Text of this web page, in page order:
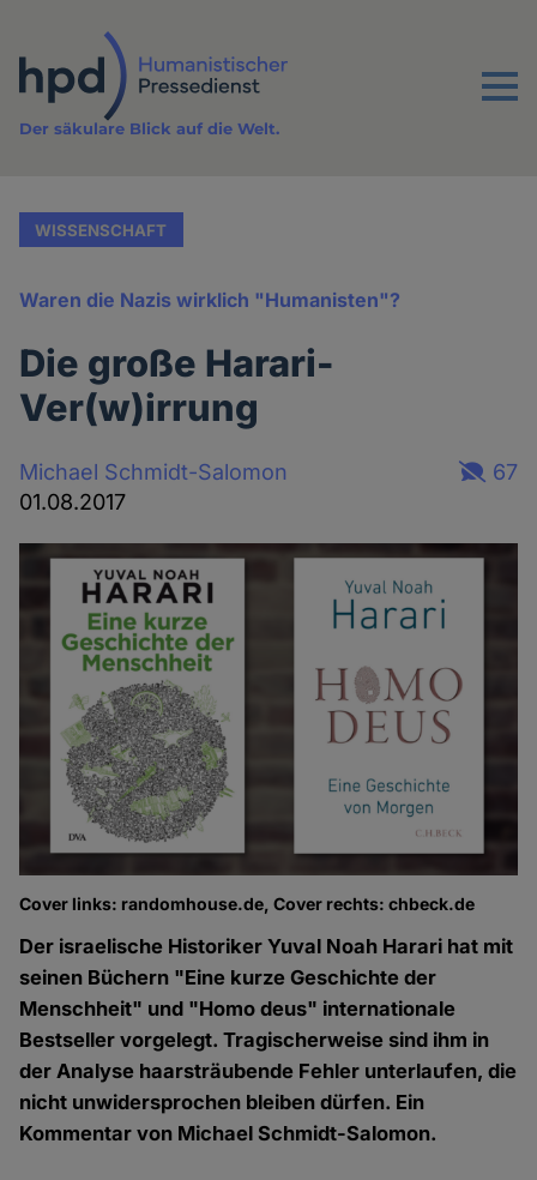
Inhalt
Menu
Der säkulare Blick auf die Welt.
WISSENSCHAFT
Waren die Nazis wirklich "Humanisten"?
Die große Harari-
Ver(w)irrung
Michael Schmidt-Salomon
01.08.2017
67
Cover links: randomhouse.de, Cover rechts: chbeck.de
Der israelische Historiker Yuval Noah Harari hat mit
seinen Büchern "Eine kurze Geschichte der
Menschheit" und "Homo deus" internationale
Bestseller vorgelegt. Tragischerweise sind ihm in
der Analyse haarsträubende Fehler unterlaufen, die
nicht unwidersprochen bleiben dürfen. Ein
Kommentar von Michael Schmidt-Salomon.